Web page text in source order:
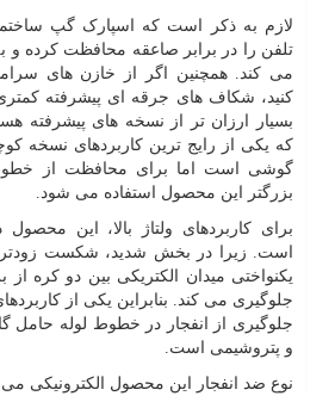
لازم به ذکر است که اسپارک گپ
تلفن را در برابر صاعقه محافظت کرده و
می کند. همچنین اگر از خازن های
کنید، شکاف های جرقه ای پیشرفته
بسیار ارزان تر از نسخه های پیشرفته
که یکی از رایج ترین کاربردهای نسخه
گوشی است اما برای محافظت از
بزرگتر این محصول استفاده می شود.
برای کاربردهای ولتاژ بالا، این
است. زیرا در بخش شدید، شکست زودتر
یکنواختی میدان الکتریکی بین دو کره از
جلوگیری می کند. بنابراین یکی از
جلوگیری از انفجار در خطوط لوله حامل
و پتروشیمی است.
نوع ضد انفجار این محصول الکترونیکی می